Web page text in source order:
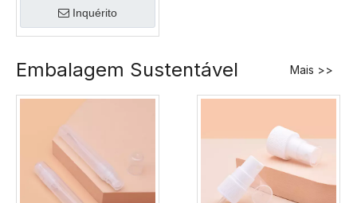
dispensador de loção pp
reciclável de plástico,
bomba de sabão pp
Inquérito
Embalagem Sustentável Mais >>